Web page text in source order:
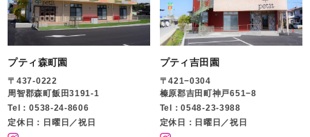
プティ森町園
〒437-0222
周智郡森町飯田3191-1
Tel：0538-24-8606
定休日：日曜日／祝日
プティ吉田園
〒421−0304
榛原郡吉田町神戸651−8
Tel：0548-23-3988
定休日：日曜日／祝日